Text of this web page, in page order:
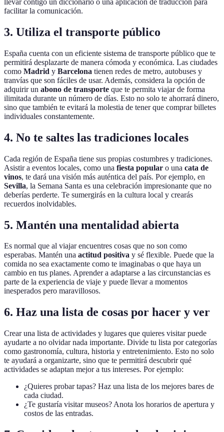
llevar contigo un diccionario o una aplicación de traducción para
facilitar la comunicación.
3. Utiliza el transporte público
España cuenta con un eficiente sistema de transporte público que te
permitirá desplazarte de manera cómoda y económica. Las ciudades
como Madrid y Barcelona tienen redes de metro, autobuses y
tranvías que son fáciles de usar. Además, considera la opción de
adquirir un abono de transporte que te permita viajar de forma
ilimitada durante un número de días. Esto no solo te ahorrará dinero,
sino que también te evitará la molestia de tener que comprar billetes
individuales constantemente.
4. No te saltes las tradiciones locales
Cada región de España tiene sus propias costumbres y tradiciones.
Asistir a eventos locales, como una fiesta popular o una cata de
vinos, te dará una visión más auténtica del país. Por ejemplo, en
Sevilla, la Semana Santa es una celebración impresionante que no
deberías perderte. Te sumergirás en la cultura local y crearás
recuerdos inolvidables.
5. Mantén una mentalidad abierta
Es normal que al viajar encuentres cosas que no son como
esperabas. Mantén una actitud positiva y sé flexible. Puede que la
comida no sea exactamente como te imaginabas o que haya un
cambio en tus planes. Aprender a adaptarse a las circunstancias es
parte de la experiencia de viaje y puede llevar a momentos
inesperados pero maravillosos.
6. Haz una lista de cosas por hacer y ver
Crear una lista de actividades y lugares que quieres visitar puede
ayudarte a no olvidar nada importante. Divide tu lista por categorías
como gastronomía, cultura, historia y entretenimiento. Esto no solo
te ayudará a organizarte, sino que te permitirá descubrir qué
actividades se adaptan mejor a tus intereses. Por ejemplo:
¿Quieres probar tapas? Haz una lista de los mejores bares de
cada ciudad.
¿Te gustaría visitar museos? Anota los horarios de apertura y
costos de las entradas.